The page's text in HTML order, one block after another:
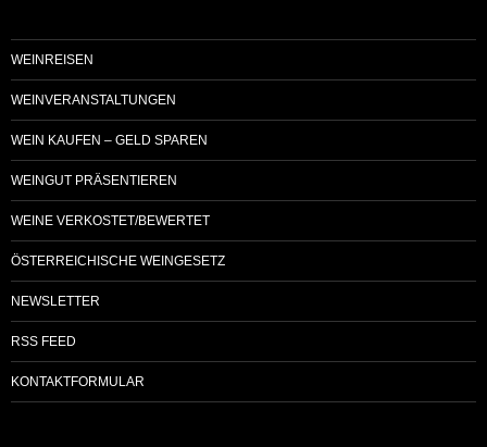
WEINREISEN
WEINVERANSTALTUNGEN
WEIN KAUFEN – GELD SPAREN
WEINGUT PRÄSENTIEREN
WEINE VERKOSTET/BEWERTET
ÖSTERREICHISCHE WEINGESETZ
NEWSLETTER
RSS FEED
KONTAKTFORMULAR